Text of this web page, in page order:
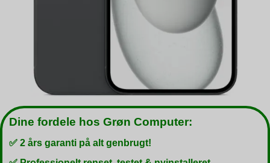
Dine fordele hos Grøn Computer:
✅ 2 års garanti på alt genbrugt!